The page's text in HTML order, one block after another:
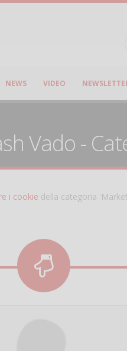
NEWS VIDEO
Vado -
i cookie della categoria